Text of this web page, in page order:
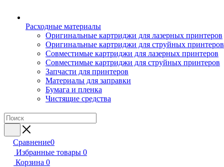
Расходные материалы
Оригинальные картриджи для лазерных принтеров
Оригинальные картриджи для струйных принтеров
Совместимые картриджи для лазерных принтеров
Совместимые картриджи для струйных принтеров
Запчасти для принтеров
Материалы для заправки
Бумага и пленка
Чистящие средства
Сравнение0
Избранные товары 0
Корзина 0